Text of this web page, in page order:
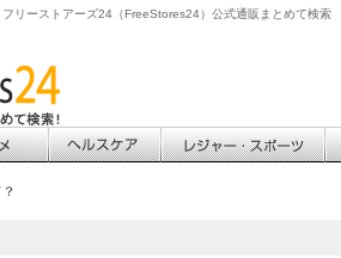
リーストアーズ24（FreeStores24）公式通販まとめて検索